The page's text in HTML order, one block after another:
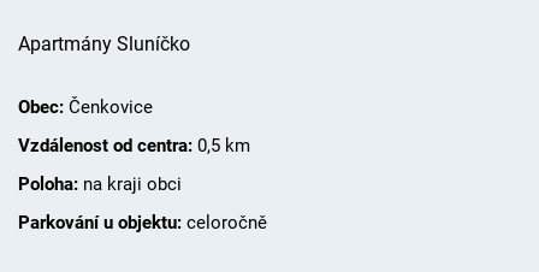
Apartmány Sluníčko
Obec:Čenkovice
Vzdálenost od centra:0,5 km
Poloha: na kraji obci
Parkování u objektu: celoročně